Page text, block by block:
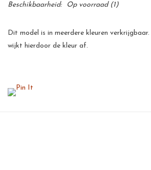
Beschikbaarheid: Op voorraad(1)
Dit model is in meerdere kleuren
wijkt hierdoor de kleur af.